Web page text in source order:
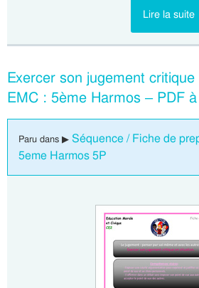
Lire la suite
Exercer son jugement
EMC : 5ème Harmos – PDF
Paru dans ▶ Séquence / Fiche de
5eme Harmos 5P